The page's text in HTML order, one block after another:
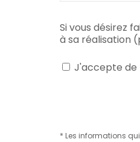
Si vous désirez
à sa réalisation
J'accepte de
* Les informations